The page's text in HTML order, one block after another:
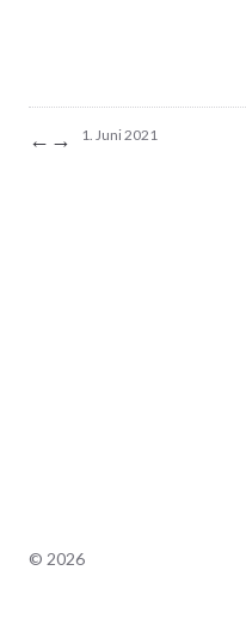
← → 1. Juni 2021
© 2026